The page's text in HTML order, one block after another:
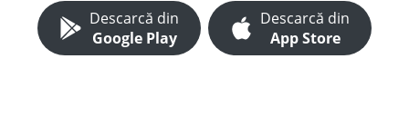
Descarcă din
Google Play
Descarcă din
App Store